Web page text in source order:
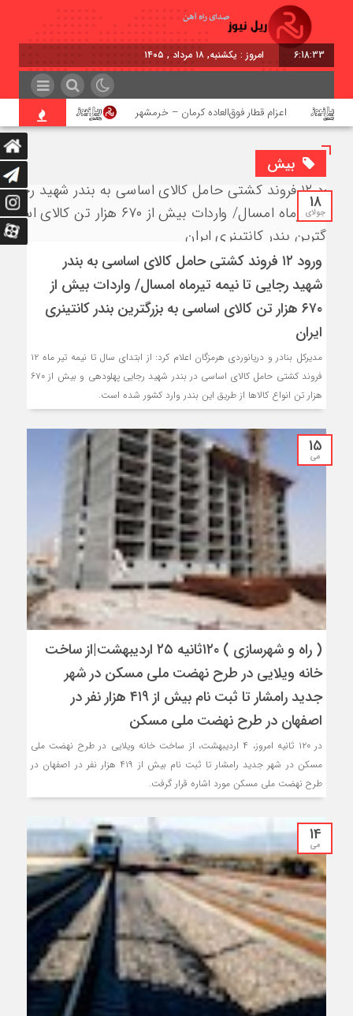
6:18:34 برابر با : Sunday - 9 August - 2026
اعزام قطار فوق‌العاده کرمان – خرمشهر اجرای پروژه احداث
بیش
18
جولای
ورود ۱۲ فروند کشتی حامل کالای اساسی به بندر
شهید رجایی تا نیمه تیرماه امسال/ واردات بیش از
۶۷۰ هزار تن کالای اساسی به بزرگترین بندر کانتینری
ایران
مدیرکل بنادر و دریانوردی هرمزگان اعلام کرد: از ابتدای سال تا نیمه تیر ماه ۱۲
فروند کشتی حامل کالای اساسی در بندر شهید رجایی پهلودهی و بیش از ۶۷۰
هزار تن انواع کالاها از طریق این بندر وارد کشور شده است.
15
می
( راه و شهرسازی ) ۱۲۰ثانیه ۲۵ اردیبهشت|از ساخت
خانه ویلایی در طرح نهضت ملی مسکن در شهر
جدید رامشار تا ثبت نام بیش از ۴۱۹ هزار نفر در
اصفهان در طرح نهضت ملی مسکن
در ۱۲۰ ثانیه امروز، ۴ اردیبهشت، از ساخت خانه ویلایی در طرح نهضت ملی
مسکن در شهر جدید رامشار تا ثبت نام بیش از ۴۱۹ هزار نفر در اصفهان در
طرح نهضت ملی مسکن مورد اشاره قرار گرفت.
14
می